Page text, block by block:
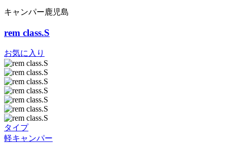
キャンパー鹿児島
rem class.S
お気に入り
タイプ
軽キャンパー